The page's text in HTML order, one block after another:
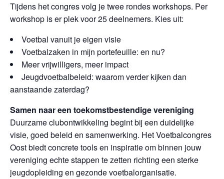
Tijdens het congres volg je twee rondes workshops. Per
workshop is er plek voor 25 deelnemers. Kies uit:
Voetbal vanuit je eigen visie
Voetbalzaken in mijn portefeuille: en nu?
Meer vrijwilligers, meer impact
Jeugdvoetbalbeleid: waarom verder kijken dan
aanstaande zaterdag?
Samen naar een toekomstbestendige vereniging
Duurzame clubontwikkeling begint bij een duidelijke
visie, goed beleid en samenwerking. Het Voetbalcongres
Oost biedt concrete tools en inspiratie om binnen jouw
vereniging echte stappen te zetten richting een sterke
jeugdopleiding en gezonde voetbalorganisatie.